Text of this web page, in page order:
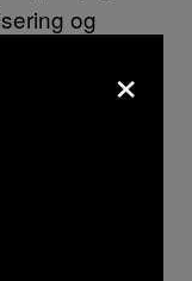
og
om, at
fordi det er
×